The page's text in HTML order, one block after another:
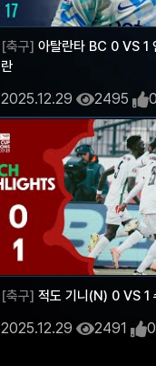
[축구] 아탈란타 BC 0 VS 1
란
2025.12.29 2495
[축구] 적도 기니(N) 0 VS 1
2025.12.29 2491 0